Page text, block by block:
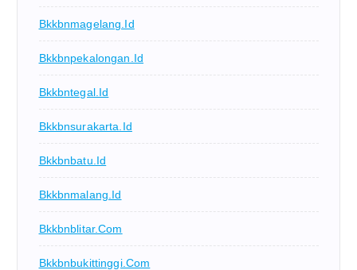
Bkkbnmagelang.id
Bkkbnpekalongan.id
Bkkbntegal.id
Bkkbnsurakarta.id
Bkkbnbatu.id
Bkkbnmalang.id
Bkkbnblitar.com
Bkkbnbukittinggi.com